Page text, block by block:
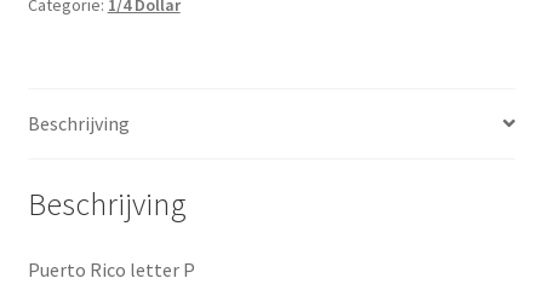
UNC
Categorie: 1/4 Dollar
Beschrijving
Beschrijving
Puerto Rico letter P